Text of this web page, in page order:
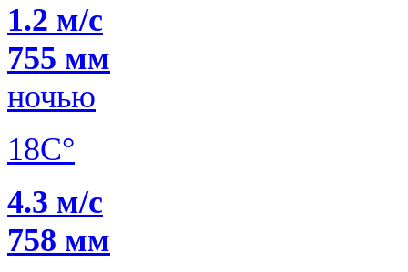
1.2 м/с
755 мм
ночью
18C°
4.3 м/с
758 мм